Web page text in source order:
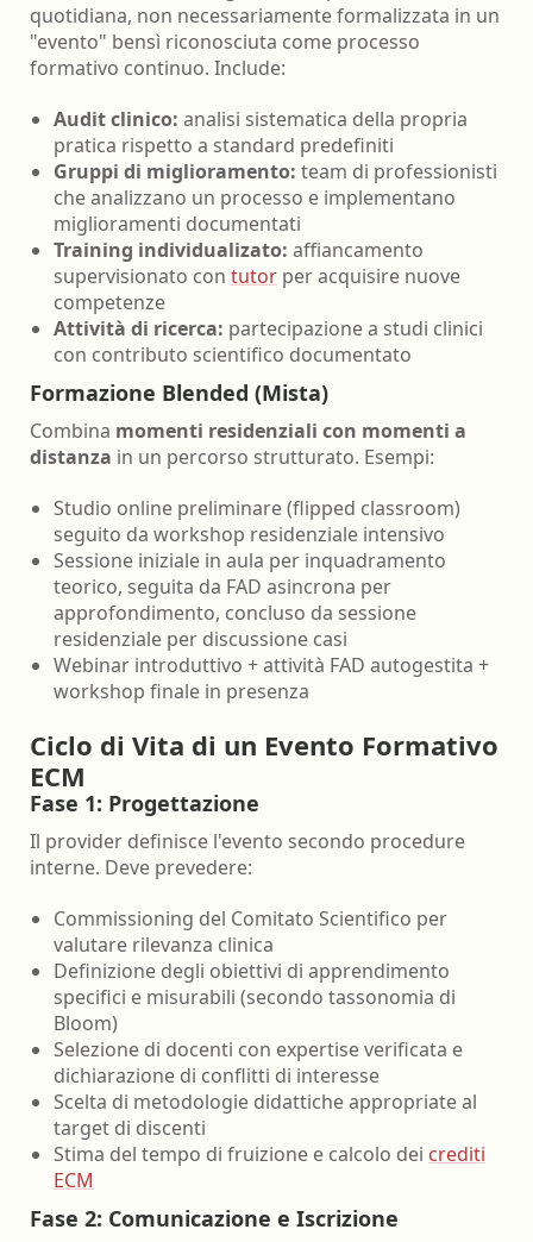
quotidiana, non necessariamente formalizzata in un
"evento" bensì riconosciuta come processo
formativo continuo. Include:
Audit clinico: analisi sistematica della propria
pratica rispetto a standard predefiniti
Gruppi di miglioramento: team di professionisti
che analizzano un processo e implementano
miglioramenti documentati
Training individualizato: affiancamento
supervisionato con tutor per acquisire nuove
competenze
Attività di ricerca: partecipazione a studi clinici
con contributo scientifico documentato
Formazione Blended (Mista)
Combina momenti residenziali con momenti a
distanza in un percorso strutturato. Esempi:
Studio online preliminare (flipped classroom)
seguito da workshop residenziale intensivo
Sessione iniziale in aula per inquadramento
teorico, seguita da FAD asincrona per
approfondimento, concluso da sessione
residenziale per discussione casi
Webinar introduttivo + attività FAD autogestita +
workshop finale in presenza
Ciclo di Vita di un Evento Formativo
ECM
Fase 1: Progettazione
Il provider definisce l'evento secondo procedure
interne. Deve prevedere:
Commissioning del Comitato Scientifico per
valutare rilevanza clinica
Definizione degli obiettivi di apprendimento
specifici e misurabili (secondo tassonomia di
Bloom)
Selezione di docenti con expertise verificata e
dichiarazione di conflitti di interesse
Scelta di metodologie didattiche appropriate al
target di discenti
Stima del tempo di fruizione e calcolo dei crediti
ECM
Fase 2: Comunicazione e Iscrizione